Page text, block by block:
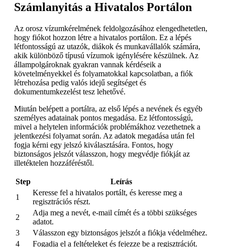
Számlanyitás a Hivatalos Portálon
Az orosz vízumkérelmének feldolgozásához elengedhetetlen,
hogy fiókot hozzon létre a hivatalos portálon. Ez a lépés
létfontosságú az utazók, diákok és munkavállalók számára,
akik különböző típusú vízumok igénylésére készülnek. Az
állampolgároknak gyakran vannak kérdéseik a
követelményekkel és folyamatokkal kapcsolatban, a fiók
létrehozása pedig valós idejű segítséget és
dokumentumkezelést tesz lehetővé.
Miután belépett a portálra, az első lépés a nevének és egyéb
személyes adatainak pontos megadása. Ez létfontosságú,
mivel a helytelen információk problémákhoz vezethetnek a
jelentkezési folyamat során. Az adatok megadása után fel
fogja kérni egy jelszó kiválasztására. Fontos, hogy
biztonságos jelszót válasszon, hogy megvédje fiókját az
illetéktelen hozzáféréstől.
Step
Leírás
1
Keresse fel a hivatalos portált, és keresse meg a
regisztrációs részt.
2
Adja meg a nevét, e-mail címét és a többi szükséges
adatot.
3
Válasszon egy biztonságos jelszót a fiókja védelméhez.
4
Fogadja el a feltételeket és fejezze be a regisztrációt.